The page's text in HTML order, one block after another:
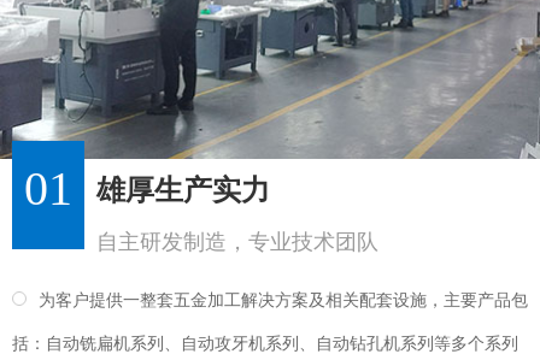
01 雄厚生产实力
自主研发制造，专业技术团队
为客户提供一整套五金加工解决方案及相关配套设施，主要产品包
括：自动铣扁机系列、自动攻牙机系列、自动钻孔机系列等多个系列